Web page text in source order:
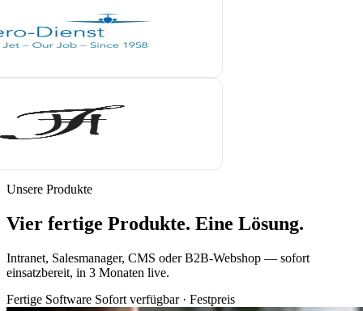
Unsere Produkte
Vier fertige Produkte. Eine Lösung.
Intranet, Salesmanager, CMS oder B2B-Webshop — sofort
einsatzbereit, in 3 Monaten live.
Fertige Software Sofort verfügbar · Festpreis